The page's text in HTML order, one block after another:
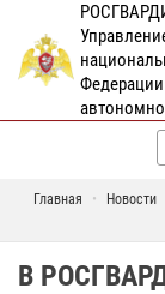
Главная Новости
В